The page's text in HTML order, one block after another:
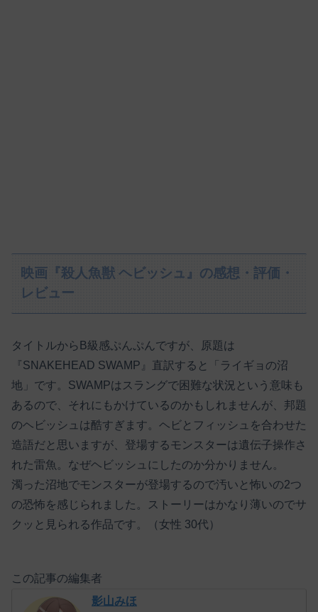
映画『殺人魚獣 ヘビッシュ』の感想・評価・
レビュー
タイトルからB級感ぷんぷんですが、原題は
『SNAKEHEAD SWAMP』直訳すると「ライギョの沼
地」です。SWAMPはスラングで困難な状況という意味も
あるので、それにもかけているのかもしれませんが、邦題
のヘビッシュは酷すぎます。ヘビとフィッシュを合わせた
造語だと思いますが、登場するモンスターは遺伝子操作さ
れた雷魚。なぜヘビッシュにしたのか分かりません。
濁った沼地でモンスターが登場するので汚いと怖いの2つ
の恐怖を感じられました。ストーリーはかなり薄いのでサ
クッと見られる作品です。（女性 30代）
この記事の編集者
影山みほ